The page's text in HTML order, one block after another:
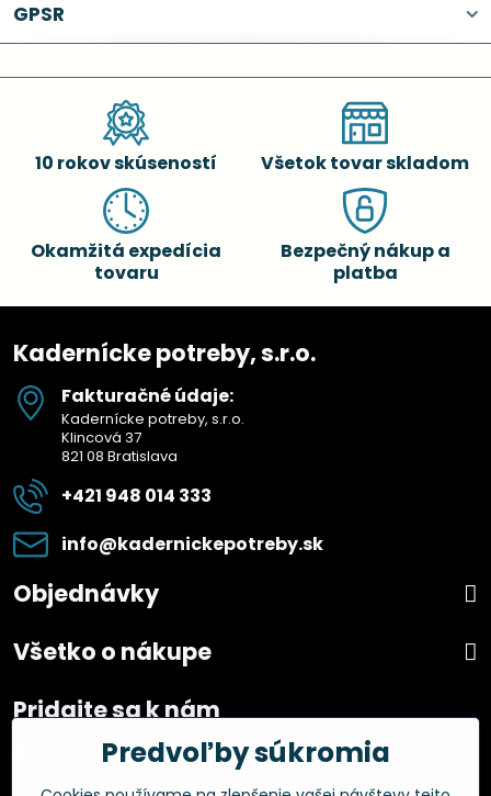
GPSR
10 rokov skúseností Všetok tovar skladom
Okamžitá expedícia
tovaru
Bezpečný nákup a
platba
Kadernícke potreby, s.r.o.
Fakturačné údaje:
Kadernícke potreby, s.r.o.
Klincová 37
821 08 Bratislava
+421 948 014 333
info​@kadernickepotreby​.sk
Objednávky
Všetko o nákupe
Pridajte sa k nám
FacebookPredvoľby súkromia